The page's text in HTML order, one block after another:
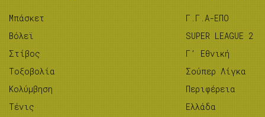
Μπάσκετ
Βόλεϊ
Στίβος
Tοξοβολία
Κολύμβηση
Τένις
Γ.Γ.Α-ΕΠΟ
SUPER LEAGUE 2
Γ’ Εθνική
Σούπερ Λίγκα
Περιφέρεια
Ελλάδα